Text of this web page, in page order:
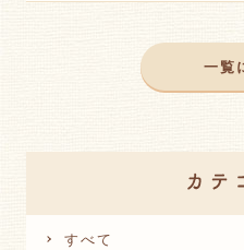
一覧
すべて